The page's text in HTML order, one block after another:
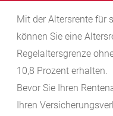
Mit der Altersrente für
können Sie eine
Regelaltersgrenze
10,8 Prozent erhalten.
Bevor Sie Ihren
Ihren